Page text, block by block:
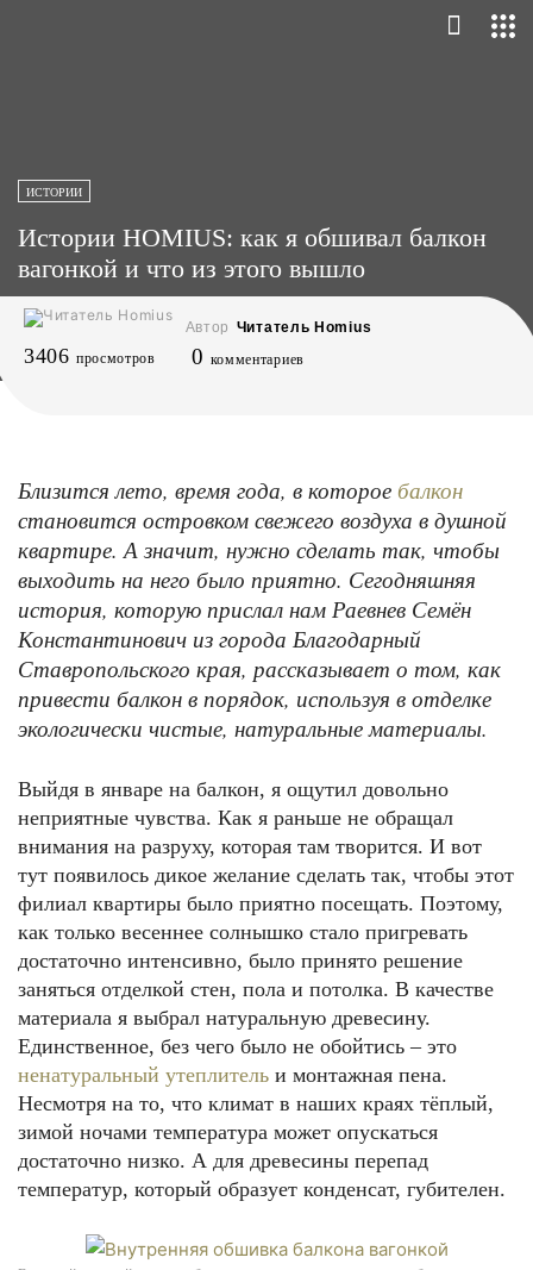
ИСТОРИИ
Истории HOMIUS: как я обшивал балкон
вагонкой и что из этого вышло
Автор Читатель Homius
3406 просмотров 0 комментариев
Близится лето, время года, в которое балкон
становится островком свежего воздуха в душной
квартире. А значит, нужно сделать так, чтобы
выходить на него было приятно. Сегодняшняя
история, которую прислал нам Раевнев Семён
Константинович из города Благодарный
Ставропольского края, рассказывает о том, как
привести балкон в порядок, используя в отделке
экологически чистые, натуральные материалы.
Выйдя в январе на балкон, я ощутил довольно
неприятные чувства. Как я раньше не обращал
внимания на разруху, которая там творится. И вот
тут появилось дикое желание сделать так, чтобы этот
филиал квартиры было приятно посещать. Поэтому,
как только весеннее солнышко стало пригревать
достаточно интенсивно, было принято решение
заняться отделкой стен, пола и потолка. В качестве
материала я выбрал натуральную древесину.
Единственное, без чего было не обойтись – это
ненатуральный утеплитель и монтажная пена.
Несмотря на то, что климат в наших краях тёплый,
зимой ночами температура может опускаться
достаточно низко. А для древесины перепад
температур, который образует конденсат, губителен.